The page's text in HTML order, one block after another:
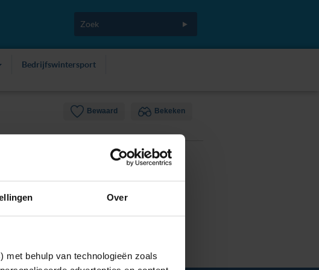
Over
met behulp van technologieën zoals
Bedrijfswintersport
Bewaard Bekeken